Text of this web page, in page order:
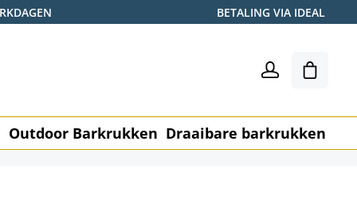
BETALING VIA IDEAL
Outdoor Barkrukken Draaibare barkrukken